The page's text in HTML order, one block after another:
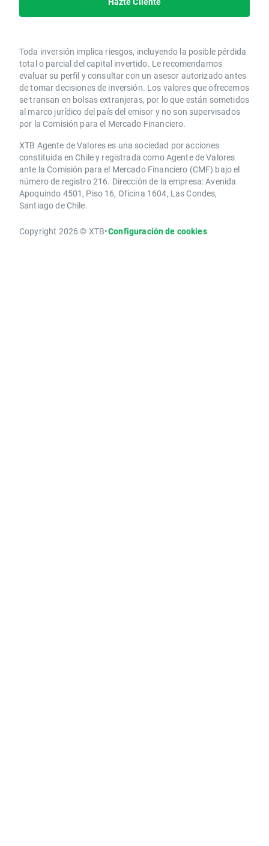
Toda inversión implica riesgos, incluyendo la posible pérdida
total o parcial del capital invertido. Le recomendamos
evaluar su perfil y consultar con un asesor autorizado antes
de tomar decisiones de inversión. Los valores que ofrecemos
se transan en bolsas extranjeras, por lo que están sometidos
al marco jurídico del país del emisor y no son supervisados
por la Comisión para el Mercado Financiero.
XTB Agente de Valores es una sociedad por acciones
constituida en Chile y registrada como Agente de Valores
ante la Comisión para el Mercado Financiero (CMF) bajo el
número de registro 216. Dirección de la empresa: Avenida
Apoquindo 4501, Piso 16, Oficina 1604, Las Condes,
Santiago de Chile.
Copyright 2026 © XTB•Configuración de cookies